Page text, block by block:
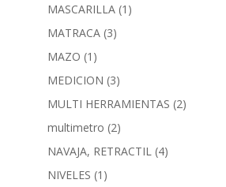
MASCARILLA (1)
MATRACA (3)
MAZO (1)
MEDICION (3)
MULTI HERRAMIENTAS (2)
multimetro (2)
NAVAJA, RETRACTIL (4)
NIVELES (1)